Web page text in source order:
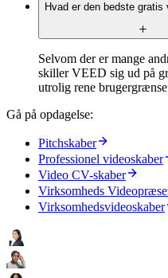
Hvad er den bedste gratis
Selvom der er mange
skiller VEED sig ud på
utrolig rene
Gå på opdagelse:
Pitchskaber
Professionel videoskaber
Video CV-skaber
Virksomheds
Virksomhedsvideoskaber